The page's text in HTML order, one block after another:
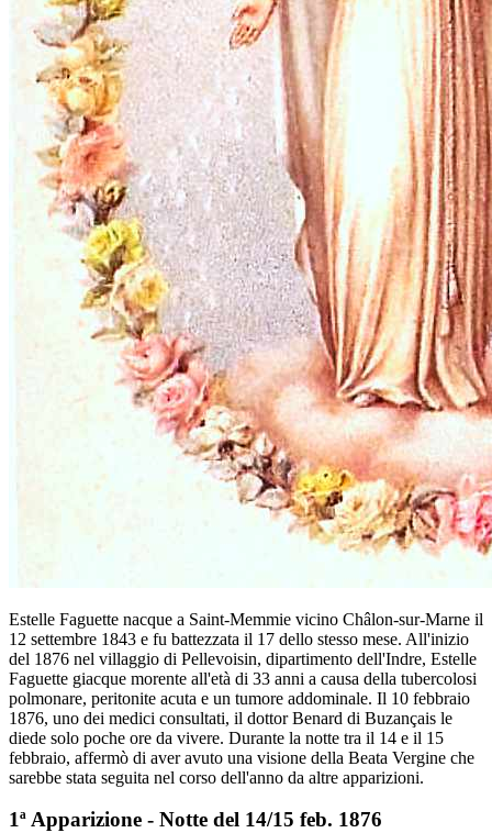
Estelle Faguette nacque a Saint-Memmie vicino Châlon-sur-Marne il
12 settembre 1843 e fu battezzata il 17 dello stesso mese. All'inizio
del 1876 nel villaggio di Pellevoisin, dipartimento dell'Indre, Estelle
Faguette giacque morente all'età di 33 anni a causa della tubercolosi
polmonare, peritonite acuta e un tumore addominale. Il 10 febbraio
1876, uno dei medici consultati, il dottor Benard di Buzançais le
diede solo poche ore da vivere. Durante la notte tra il 14 e il 15
febbraio, affermò di aver avuto una visione della Beata Vergine che
sarebbe stata seguita nel corso dell'anno da altre apparizioni.
1ª Apparizione - Notte del 14/15 feb. 1876